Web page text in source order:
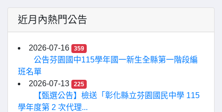
近月內熱門公告
2026-07-16 359
公告芬園國中115學年國一新生全縣第一階段編
班名單
2026-07-13
225
【甄選公告】檢送「彰化縣立芬園國民中學 115
學年度第 2 次代理...